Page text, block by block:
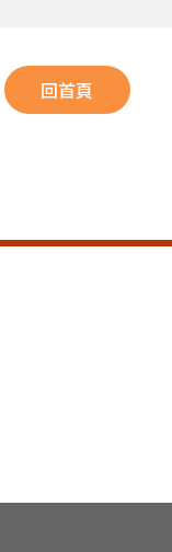
回首頁